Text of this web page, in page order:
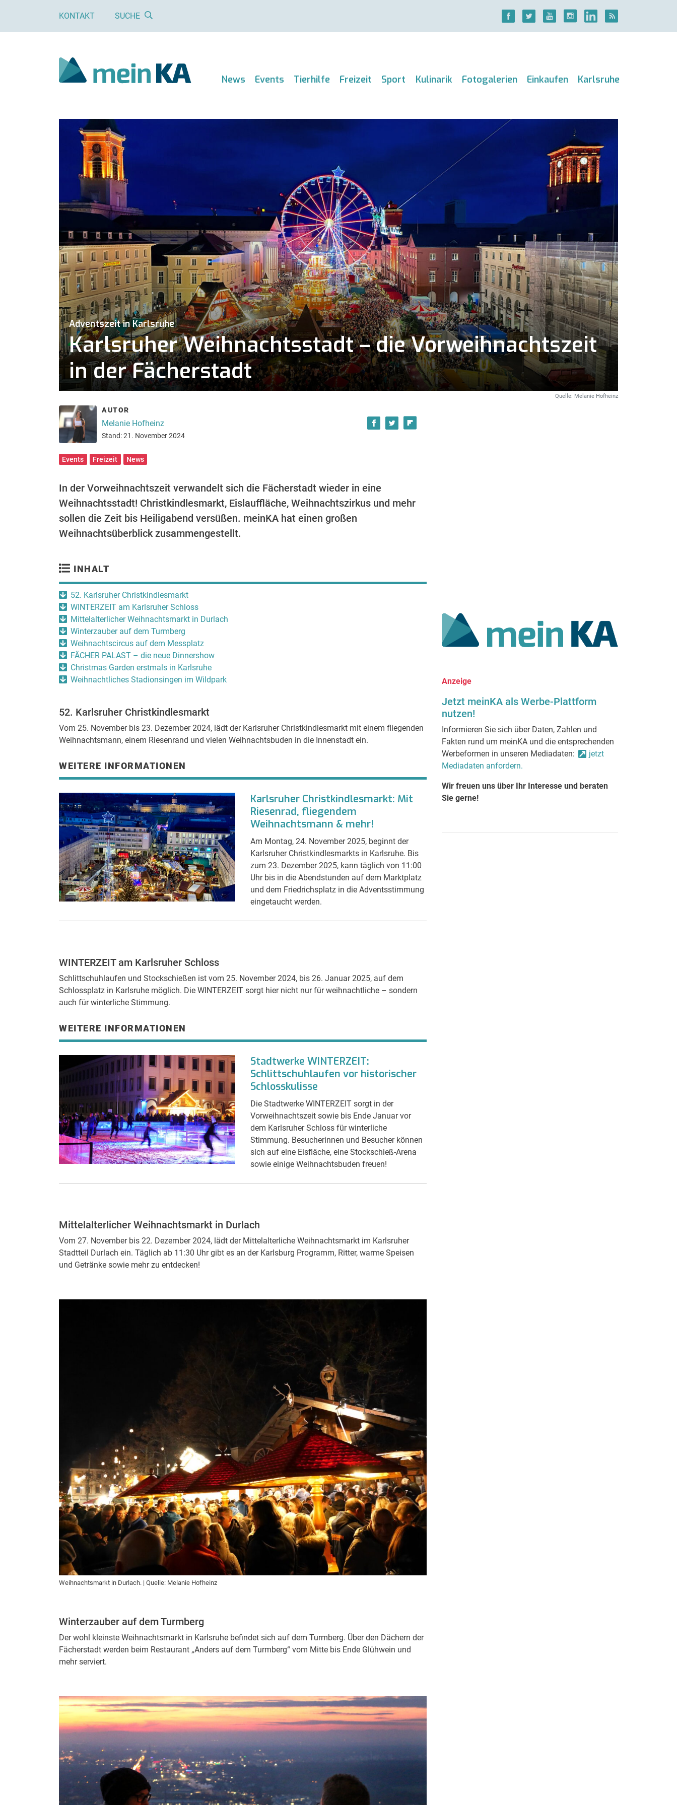
KONTAKT SUCHE
News Events Tierhilfe Freizeit Sport Kulinarik Fotogalerien Einkaufen Karlsruhe
Adventszeit in Karlsruhe
Karlsruher Weihnachtsstadt – die Vorweihnachtszeit
in der Fächerstadt
Quelle: Melanie Hofheinz
AUTOR
Melanie Hofheinz
Stand: 21. November 2024
Events Freizeit News
In der Vorweihnachtszeit verwandelt sich die Fächerstadt wieder in eine
Weihnachtsstadt! Christkindlesmarkt, Eislauffläche, Weihnachtszirkus und mehr
sollen die Zeit bis Heiligabend versüßen. meinKA hat einen großen
Weihnachtsüberblick zusammengestellt.
INHALT
52. Karlsruher Christkindlesmarkt
WINTERZEIT am Karlsruher Schloss
Mittelalterlicher Weihnachtsmarkt in Durlach
Winterzauber auf dem Turmberg
Weihnachtscircus auf dem Messplatz
FÄCHER PALAST – die neue Dinnershow
Christmas Garden erstmals in Karlsruhe
Weihnachtliches Stadionsingen im Wildpark
52. Karlsruher Christkindlesmarkt
Vom 25. November bis 23. Dezember 2024, lädt der Karlsruher Christkindlesmarkt mit einem fliegenden
Weihnachtsmann, einem Riesenrand und vielen Weihnachtsbuden in die Innenstadt ein.
WEITERE INFORMATIONEN
Karlsruher Christkindlesmarkt: Mit
Riesenrad, fliegendem
Weihnachtsmann & mehr!
Am Montag, 24. November 2025, beginnt der
Karlsruher Christkindlesmarkts in Karlsruhe. Bis
zum 23. Dezember 2025, kann täglich von 11:00
Uhr bis in die Abendstunden auf dem Marktplatz
und dem Friedrichsplatz in die Adventsstimmung
eingetaucht werden.
WINTERZEIT am Karlsruher Schloss
Schlittschuhlaufen und Stockschießen ist vom 25. November 2024, bis 26. Januar 2025, auf dem
Schlossplatz in Karlsruhe möglich. Die WINTERZEIT sorgt hier nicht nur für weihnachtliche – sondern
auch für winterliche Stimmung.
WEITERE INFORMATIONEN
Stadtwerke WINTERZEIT:
Schlittschuhlaufen vor historischer
Schlosskulisse
Die Stadtwerke WINTERZEIT sorgt in der
Vorweihnachtszeit sowie bis Ende Januar vor
dem Karlsruher Schloss für winterliche
Stimmung. Besucherinnen und Besucher können
sich auf eine Eisfläche, eine Stockschieß-Arena
sowie einige Weihnachtsbuden freuen!
Mittelalterlicher Weihnachtsmarkt in Durlach
Vom 27. November bis 22. Dezember 2024, lädt der Mittelalterliche Weihnachtsmarkt im Karlsruher
Stadtteil Durlach ein. Täglich ab 11:30 Uhr gibt es an der Karlsburg Programm, Ritter, warme Speisen
und Getränke sowie mehr zu entdecken!
Weihnachtsmarkt in Durlach. | Quelle: Melanie Hofheinz
Winterzauber auf dem Turmberg
Der wohl kleinste Weihnachtsmarkt in Karlsruhe befindet sich auf dem Turmberg. Über den Dächern der
Fächerstadt werden beim Restaurant „Anders auf dem Turmberg“ vom Mitte bis Ende Glühwein und
mehr serviert.
Anzeige
Jetzt meinKA als Werbe-Plattform
nutzen!
Informieren Sie sich über Daten, Zahlen und
Fakten rund um meinKA und die entsprechenden
Werbeformen in unseren Mediadaten:
jetzt
Mediadaten anfordern.
Wir freuen uns über Ihr Interesse und beraten
Sie gerne!